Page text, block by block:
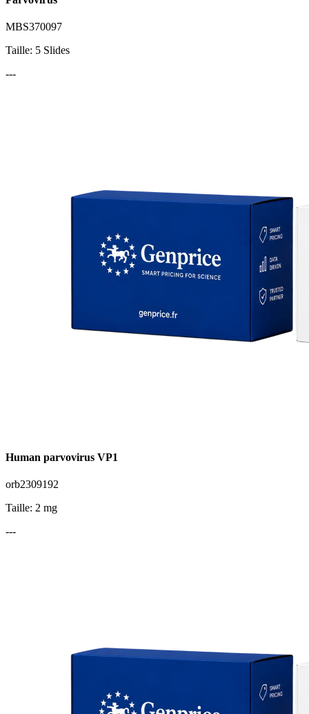
MBS370097
Taille: 5 Slides
---
Human parvovirus VP1
orb2309192
Taille: 2 mg
---